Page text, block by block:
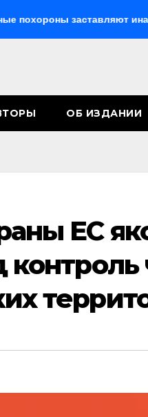
заставляют иначе
ОБ ИЗДАНИИ
ЕС
контроль